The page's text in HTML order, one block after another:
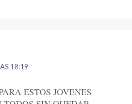
18:19
ESTOS JOVENES